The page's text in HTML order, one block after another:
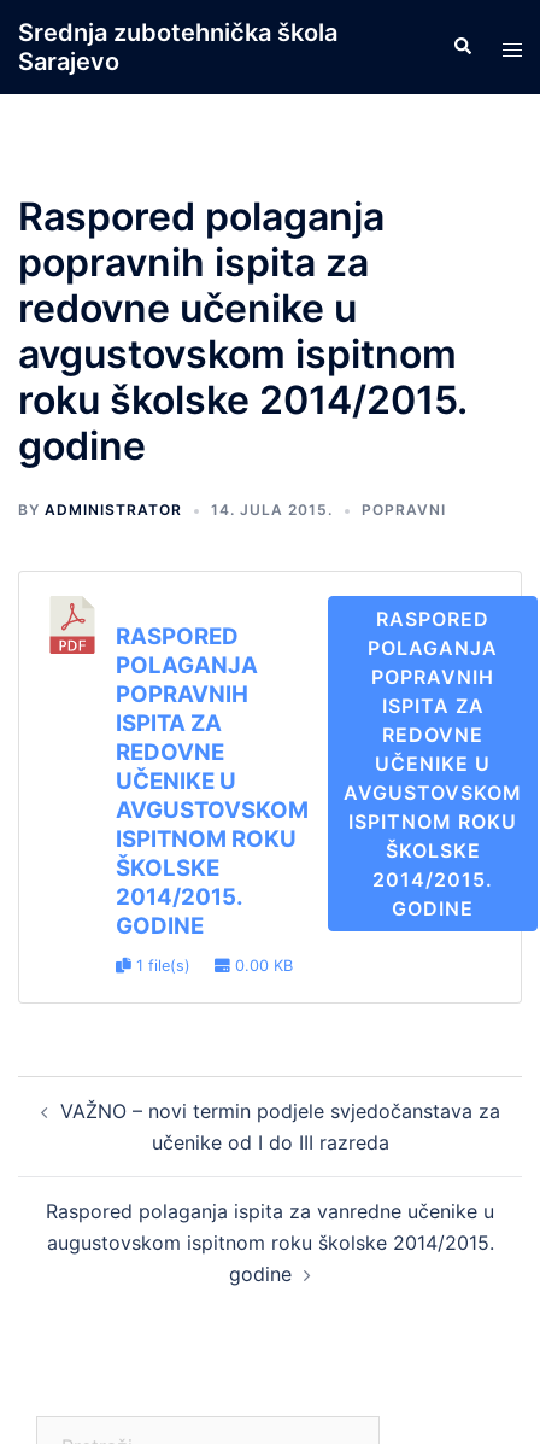
content
Srednja zubotehnička škola
Sarajevo
Search
Raspored polaganja
popravnih ispita za
redovne učenike u
avgustovskom ispitnom
roku školske 2014/2015.
godine
BY ADMINISTRATOR 14. JULA 2015. POPRAVNI
RASPORED
POLAGANJA
POPRAVNIH
ISPITA ZA
REDOVNE
UČENIKE U
AVGUSTOVSKOM
ISPITNOM ROKU
ŠKOLSKE
2014/2015.
GODINE
1 file(s) 0.00 KB
RASPORED
POLAGANJA
POPRAVNIH
ISPITA ZA
REDOVNE
UČENIKE U
AVGUSTOVSKOM
ISPITNOM ROKU
ŠKOLSKE
2014/2015.
GODINE
navigation
VAŽNO – novi termin podjele svjedočanstava za
učenike od I do III razreda
Raspored polaganja ispita za vanredne učenike u
augustovskom ispitnom roku školske 2014/2015.
godine